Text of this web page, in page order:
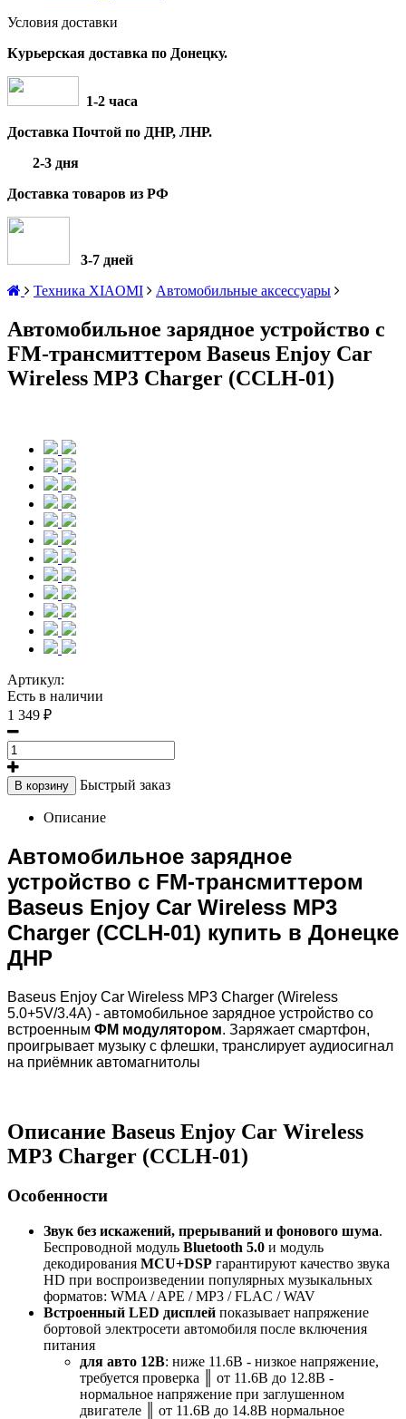
Условия доставки
Курьерская доставка по Донецку.
1-2 часа
Доставка Почтой по ДНР, ЛНР.
2-3 дня
Доставка товаров из РФ
3-7 дней
Техника XIAOMI
Автомобильные аксессуары
Автомобильное зарядное устройство с
FM-трансмиттером Baseus Enjoy Car
Wireless MP3 Charger (CCLH-01)
Артикул:
Есть в наличии
1 349 ₽
В корзину Быстрый заказ
Описание
Автомобильное зарядное
устройство с FM-трансмиттером
Baseus Enjoy Car Wireless MP3
Charger (CCLH-01) купить в Донецке
ДНР
Baseus Enjoy Car Wireless MP3 Charger (Wireless
5.0+5V/3.4A) - автомобильное зарядное устройство со
встроенным ФМ модулятором. Заряжает смартфон,
проигрывает музыку с флешки, транслирует аудиосигнал
на приёмник автомагнитолы
Описание Baseus Enjoy Car Wireless
MP3 Charger (CCLH-01)
Особенности
Звук без искажений, прерываний и фонового шума.
Беспроводной модуль Bluetooth 5.0 и модуль
декодирования MCU+DSP гарантируют качество звука
HD при воспроизведении популярных музыкальных
форматов: WMA / APE / MP3 / FLAC / WAV
Встроенный LED дисплей показывает напряжение
бортовой электросети автомобиля после включения
питания
для авто 12В: ниже 11.6В - низкое напряжение,
требуется проверка
от 11.6В до 12.8В -
нормальное напряжение при заглушенном
двигателе
от 11.6В до 14.8В нормальное